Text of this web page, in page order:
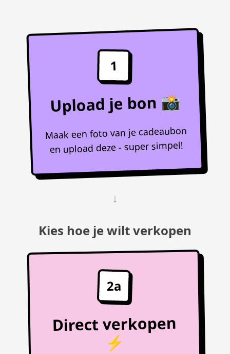
1
Upload je bon 📸
Maak een foto van je cadeaubon
en upload deze - super simpel!
↓
Kies hoe je wilt verkopen
2a
Direct verkopen
⚡